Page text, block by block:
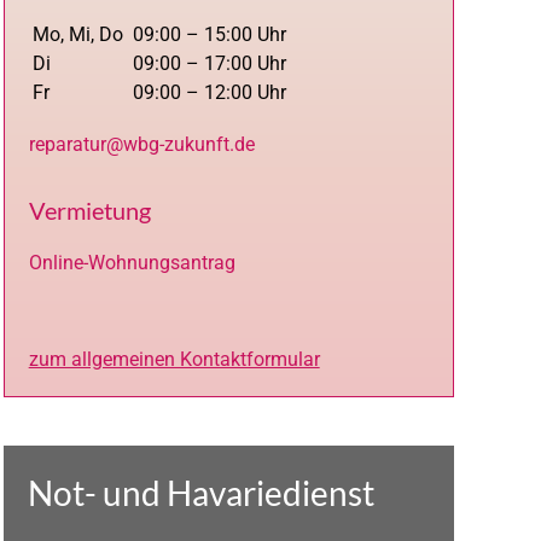
Mo, Mi, Do 09:00 – 15:00 Uhr
Di
09:00 – 17:00 Uhr
Fr
09:00 – 12:00 Uhr
reparatur@wbg-zukunft.de
Vermietung
Online-Wohnungsantrag
zum allgemeinen Kontaktformular
Not- und Havariedienst